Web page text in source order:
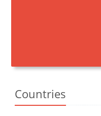
Countries